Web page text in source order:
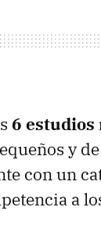
6 estudios
y
con un
a